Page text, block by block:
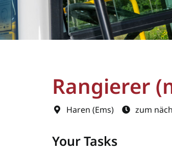
Rangierer
Haren (Ems) zum
Your Tasks